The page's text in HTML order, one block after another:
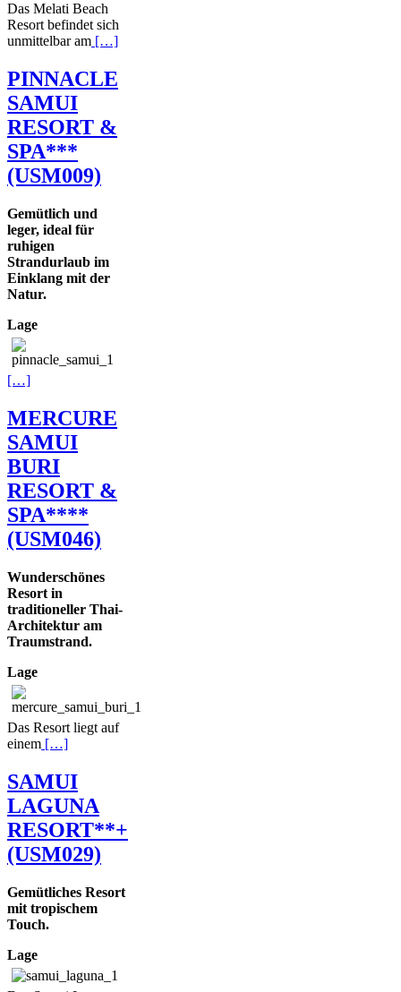
Das Melati Beach
Resort befindet sich
unmittelbar am […]
PINNACLE
SAMUI
RESORT &
SPA***
(USM009)
Gemütlich und
leger, ideal für
ruhigen
Strandurlaub im
Einklang mit der
Natur.
Lage
[…]
MERCURE
SAMUI
BURI
RESORT &
SPA****
(USM046)
Wunderschönes
Resort in
traditioneller Thai-
Architektur am
Traumstrand.
Lage
Das Resort liegt auf
einem […]
SAMUI
LAGUNA
RESORT**+
(USM029)
Gemütliches Resort
mit tropischem
Touch.
Lage